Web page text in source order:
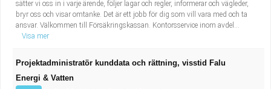
sätter vi oss in i varje ärende, följer lagar och regler, informerar och vägleder,
bryr oss och visar omtanke. Det är ett jobb för dig som vill vara med och ta
ansvar. Välkommen till Försäkringskassan. Kontorsservice inom avdel...
Visa mer
Projektadministratör kunddata och rättning, visstid Falu
Energi & Vatten